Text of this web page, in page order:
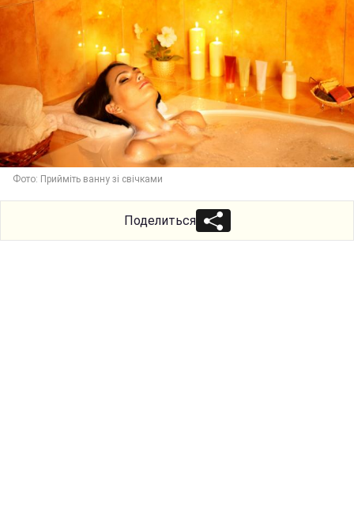
Фото: Прийміть ванну зі свічками
Поделиться